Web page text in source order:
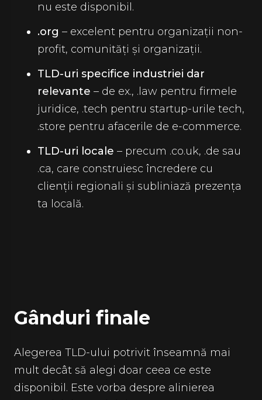
nu este disponibil.
.org – excelent pentru organizații non-
profit, comunități și organizații.
TLD-uri specifice industriei dar
relevante – de ex., .law pentru firmele
juridice, .tech pentru startup-urile tech,
.store pentru afacerile de e-commerce.
TLD-uri locale – precum .co.uk, .de sau
.ca, care construiesc încredere cu
clienții regionali și subliniază prezența
ta locală.
Gânduri finale
Alegerea TLD-ului potrivit înseamnă mai
mult decât să alegi doar ceea ce este
disponibil. Este vorba despre alinierea